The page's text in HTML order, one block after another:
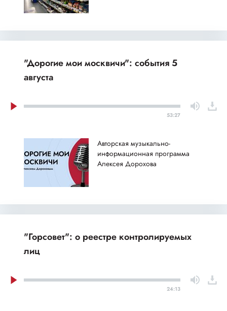
"Дорогие мои москвичи": события 5
августа
53:27
Авторская музыкально-
информационная программа
Алексея Дорохова
"Горсовет": о реестре контролируемых
лиц
24:13